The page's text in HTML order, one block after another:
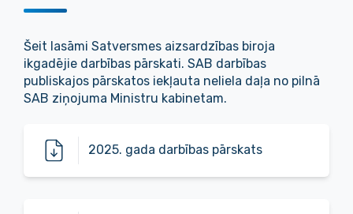
Šeit lasāmi Satversmes aizsardzības biroja
ikgadējie darbības pārskati. SAB darbības
publiskajos pārskatos iekļauta neliela daļa no pilnā
SAB ziņojuma Ministru kabinetam.
2025. gada darbības pārskats